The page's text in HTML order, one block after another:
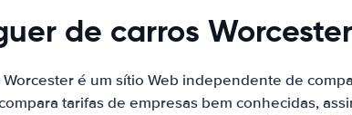
de carros Worcester
Worcester é um sítio Web independente de
tarifas de empresas bem conhecidas,